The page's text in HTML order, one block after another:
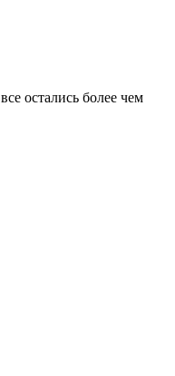
остались более чем